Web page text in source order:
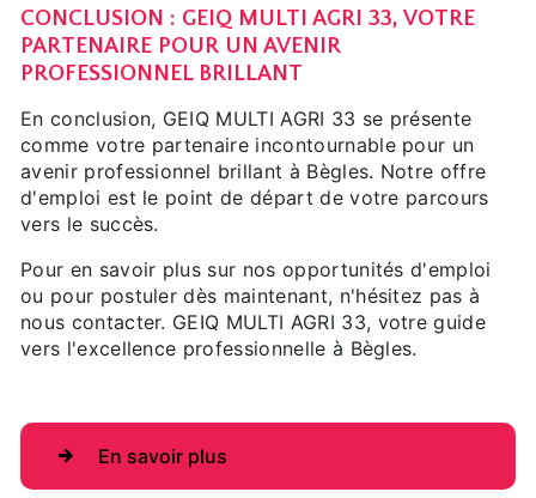
CONCLUSION : GEIQ MULTI AGRI 33, VOTRE
PARTENAIRE POUR UN AVENIR
PROFESSIONNEL BRILLANT
En conclusion, GEIQ MULTI AGRI 33 se présente
comme votre partenaire incontournable pour un
avenir professionnel brillant à Bègles. Notre offre
d'emploi est le point de départ de votre parcours
vers le succès.
Pour en savoir plus sur nos opportunités d'emploi
ou pour postuler dès maintenant, n'hésitez pas à
nous contacter. GEIQ MULTI AGRI 33, votre guide
vers l'excellence professionnelle à Bègles.
En savoir plus